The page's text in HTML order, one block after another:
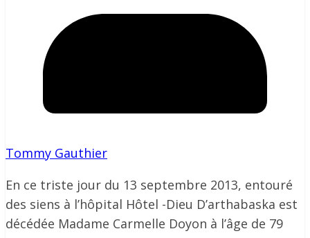
Tommy Gauthier
En ce triste jour du 13 septembre 2013, entouré
des siens à l’hôpital Hôtel -Dieu D’arthabaska est
décédée Madame Carmelle Doyon à l’âge de 79